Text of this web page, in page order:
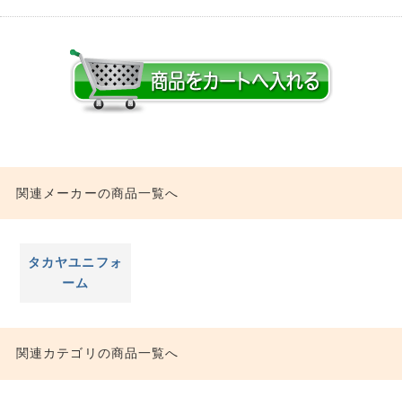
関連メーカーの商品一覧へ
タカヤユニフォ
ーム
関連カテゴリの商品一覧へ